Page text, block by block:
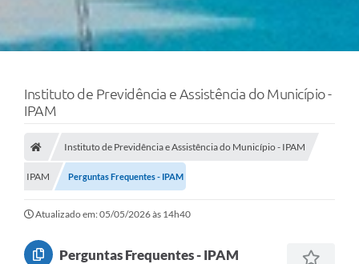
Instituto de Previdência e Assistência do Município -
IPAM
Instituto de Previdência e Assistência do Município - IPAM
IPAM Perguntas Frequentes - IPAM
Atualizado em: 05/05/2026 às 14h40
Perguntas Frequentes - IPAM